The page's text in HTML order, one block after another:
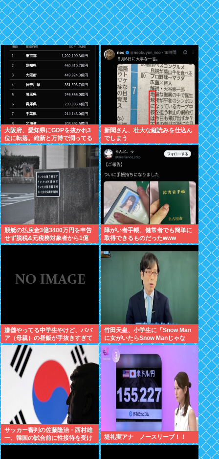
大阪府、愛知県にGDPを抜かれ3
位に転落。維新と万博で潤ってる
はずじゃ…
新聞さん、壮大な縦読みを仕込ん
でしまう
競艇の払戻金3億3400万円を申告
せず脱税&元税務対象者から1億
5000万円騙し取ったZ世代税務署
障がい者手帳、健常者でも簡単に
取得できるものだったwww
嫌儲やってる中学生やけど、ババ
ア（母親）の昼飯が手抜きすぎて
キレそう
竹田天皇、小学生に「Snow Man
に女がいたらSnow Manじゃな
い」で男系天皇を熱弁www
サッカー審判の佐藤隆治・西村雄
一、韓国の試合前に性接待を受け
ていた疑惑浮上
堤礼実アナ ノースリーブ！！